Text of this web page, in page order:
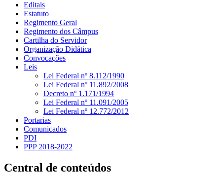
Editais
Estatuto
Regimento Geral
Regimento dos Câmpus
Cartilha do Servidor
Organização Didática
Convocações
Leis
Lei Federal nº 8.112/1990
Lei Federal nº 11.892/2008
Decreto nº 1.171/1994
Lei Federal nº 11.091/2005
Lei Federal nº 12.772/2012
Portarias
Comunicados
PDI
PPP 2018-2022
Central de conteúdos